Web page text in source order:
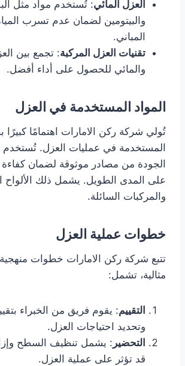
العزل المائي: تُستخدم مواد مثل
والبيتومين لضمان عدم تسرب
المباني.
تقنيات العزل المركبة: تجمع بين
والمائي للحصول على أداء أفضل.
المواد المستخدمة في العزل
تُولي شركة ركن الامارات اهتمامًا كبيرًا
المستخدمة في عمليات العزل. تُستخدم
الجودة من مصادر موثوقة لضمان كفاءة
على المدى الطويل. يشمل ذلك الألواح
والمركبات السائلة.
خطوات عملية العزل
تتبع شركة ركن الامارات خطوات
مثالية، تشمل:
التقييم: يقوم فريق من الخبراء
وتحديد احتياجات العزل.
التحضير : يشمل تنظيف السطح
قد تؤثر على عملية العزل.